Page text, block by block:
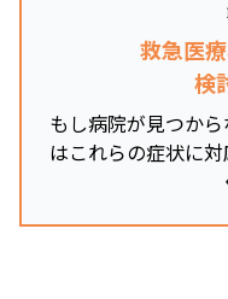
救急医
検
もし病院が見つか
はこれらの症状に